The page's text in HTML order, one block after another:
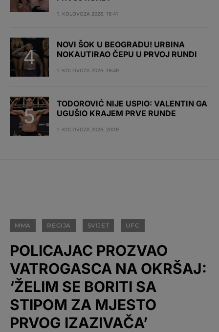
1. KOLOVOZA 2026. 19:41
NOVI ŠOK U BEOGRADU! URBINA
NOKAUTIRAO ČEPU U PRVOJ RUNDI
1. KOLOVOZA 2026. 19:49
TODOROVIĆ NIJE USPIO: VALENTIN GA
UGUŠIO KRAJEM PRVE RUNDE
1. KOLOVOZA 2026. 20:19
MMA REGIJA SVIJET UFC
POLICAJAC PROZVAO
VATROGASCA NA OKRŠAJ:
‘ŽELIM SE BORITI SA
STIPOM ZA MJESTO
PRVOG IZAZIVAČA’